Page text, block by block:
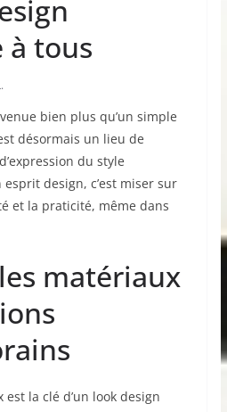
à tous
bien plus qu’un simple
désormais un lieu de
du style
design, c’est miser sur
et la praticité, même dans
matériaux
la clé d’un look design